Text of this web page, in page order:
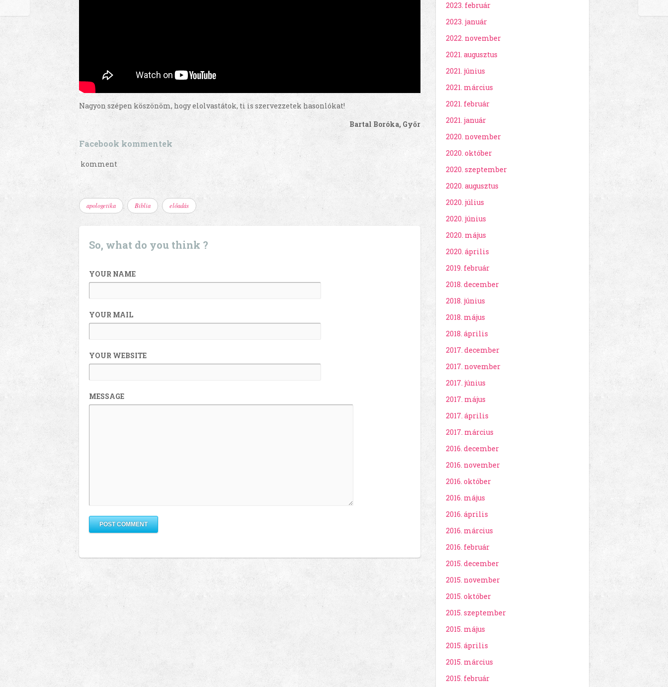
Nagyon szépen köszönöm, hogy elolvastátok, ti is szervezzetek hasonlókat!
Bartal Boróka, Győr
Facebook kommentek
komment
apologetika Biblia előadás
So, what do you think ?
YOUR NAME
YOUR MAIL
YOUR WEBSITE
MESSAGE
2023. február
2023. január
2022. november
2021. augusztus
2021. június
2021. március
2021. február
2021. január
2020. november
2020. október
2020. szeptember
2020. augusztus
2020. július
2020. június
2020. május
2020. április
2019. február
2018. december
2018. június
2018. május
2018. április
2017. december
2017. november
2017. június
2017. május
2017. április
2017. március
2016. december
2016. november
2016. október
2016. május
2016. április
2016. március
2016. február
2015. december
2015. november
2015. október
2015. szeptember
2015. május
2015. április
2015. március
2015. február